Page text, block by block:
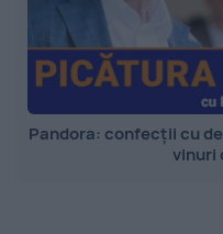
Pandora: confecții cu
vinuri